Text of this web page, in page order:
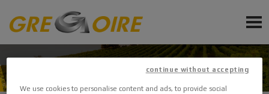
PRODUCTOS
We use cookies to personalise content and ads, to provide social
continue without accepting